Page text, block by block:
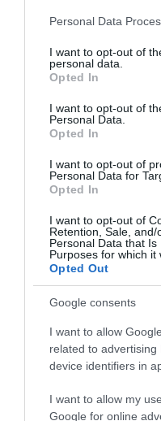
Please note that this
not limited to your visit or
grant or deny consent to
use your data for below
consent section.
Personal Data
I want to opt-out of
personal data.
Opted In
I want to opt-out of
Personal Data.
Opted In
I want to opt-out of
Personal Data for
Opted In
I want to opt-out of
Retention, Sale,
Personal Data that
Purposes for which it
Opted Out
Google consents
I want to allow
related to
device identifiers in
I want to allow my
Google for online
ΠΕΡΙΣΣΟΤΕΡΑ
07.08.2026 06:06
Δείτε ποια
ενός «μίνι
επεισοδίου